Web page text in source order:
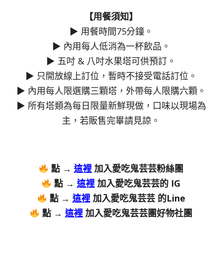
【用餐須知】
▶ 用餐時間75分鐘。
▶ 內用每人低消為一杯飲品。
▶ 五吋 & 八吋水果塔可供預訂。
▶ 只開放線上訂位，暫時不接受電話訂位。
▶ 內用每人限選購三顆塔，外帶每人限購六顆。
▶ 所有塔類為每日限量新鮮現做，口味以現場為
主，若販售完畢請見諒。
點 → 這裡 加入愛吃鬼芸芸粉絲團
點 →這裡 加入愛吃鬼芸芸的 IG
點 → 這裡加入愛吃鬼芸芸 的Line
點 → 這裡 加入愛吃鬼芸芸團好物社團